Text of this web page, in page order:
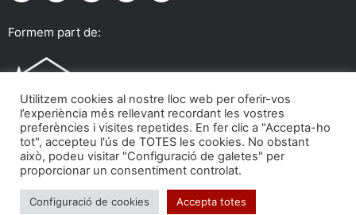
Formem part de:
Troba'ns a:
Utilitzem cookies al nostre lloc web per oferir-vos
l’experiència més rellevant recordant les vostres
preferències i visites repetides. En fer clic a "Accepta-ho
tot", accepteu l'ús de TOTES les cookies. No obstant
això, podeu visitar "Configuració de galetes" per
proporcionar un consentiment controlat.
Configuració de cookies Accepta totes